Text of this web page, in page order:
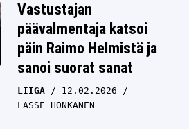
Vastustajan
päävalmentaja katsoi
päin Raimo Helmistä ja
sanoi suorat sanat
LIIGA
12.02.2026
LASSE HONKANEN